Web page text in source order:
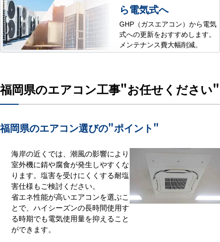
ら電気式へ
GHP（ガスエアコン）から電気
式への更新をおすすめします。
メンテナンス費大幅削減。
福岡県のエアコン工事"お任せください"
福岡県のエアコン選びの"ポイント"
海岸の近くでは、潮風の影響により
室外機に錆や腐食が発生しやすくな
ります。塩害を受けにくくする耐塩
害仕様もご検討ください。
省エネ性能が高いエアコンを選ぶこ
とで、ハイシーズンの長時間使用す
る時期でも電気使用量を抑えること
ができます。